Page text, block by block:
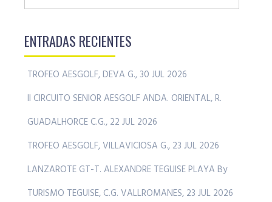
ENTRADAS RECIENTES
TROFEO AESGOLF, DEVA G., 30 JUL 2026
II CIRCUITO SENIOR AESGOLF ANDA. ORIENTAL, R.
GUADALHORCE C.G., 22 JUL 2026
TROFEO AESGOLF, VILLAVICIOSA G., 23 JUL 2026
LANZAROTE GT-T. ALEXANDRE TEGUISE PLAYA By
TURISMO TEGUISE, C.G. VALLROMANES, 23 JUL 2026